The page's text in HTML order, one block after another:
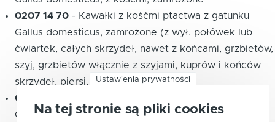
0207 14 70 - Kawałki z kośćmi ptactwa z gatunku
Gallus domesticus, zamrożone (z wył. połówek lub
ćwiartek, całych skrzydeł, nawet z końcami, grzbietów,
szyj, grzbietów włącznie z szyjami, kuprów i końców
skrzydeł, piersi, nóg i ich kawałków)
0207 14 91
Gallus domesticus, zamrożone
Ustawienia prywatności
Na tej stronie są pliki cookies